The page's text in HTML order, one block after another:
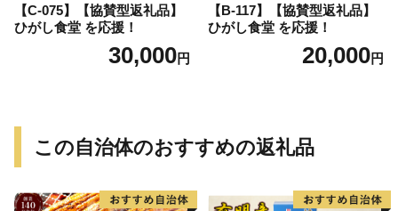
【C-075】【協賛型返礼品】
ひがし食堂 を応援！
30,000円
【B-117】【協賛型返礼品】
ひがし食堂 を応援！
20,000円
この自治体のおすすめの返礼品